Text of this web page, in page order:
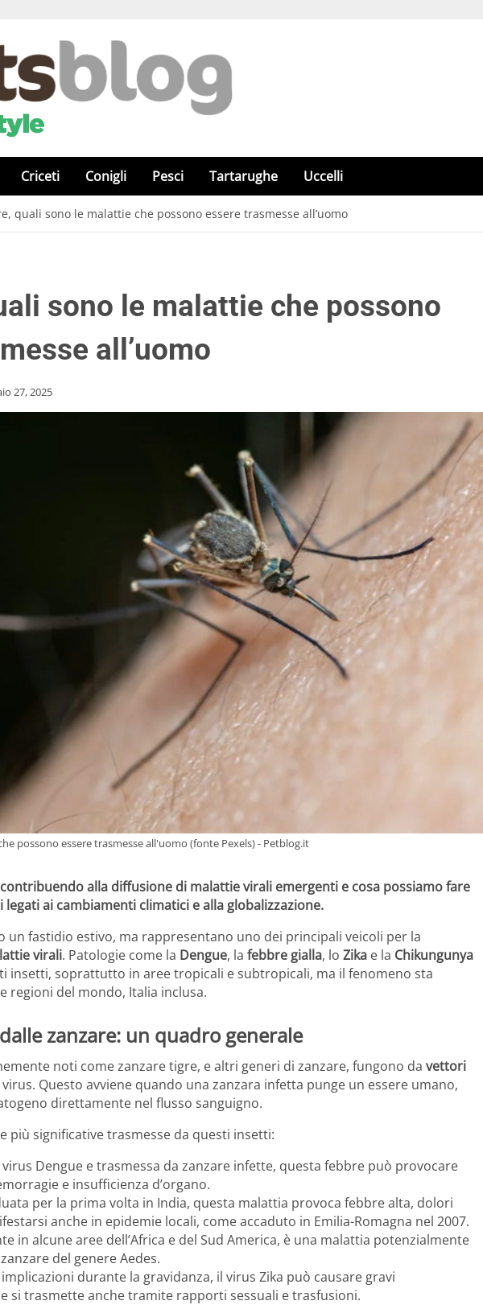
Criceti Conigli Pesci Tartarughe Uccelli
quali sono le malattie che possono essere trasmesse all’uomo
sono le malattie che possono
all’uomo
27, 2025
possono essere trasmesse all'uomo (fonte Pexels) - Petblog.it
alla diffusione di malattie virali emergenti e cosa possiamo fare
ai cambiamenti climatici e alla globalizzazione.
un fastidio estivo, ma rappresentano uno dei principali veicoli per la
virali. Patologie come la Dengue, la febbre gialla, lo Zika e la Chikungunya
insetti, soprattutto in aree tropicali e subtropicali, ma il fenomeno sta
regioni del mondo, Italia inclusa.
zanzare: un quadro generale
noti come zanzare tigre, e altri generi di zanzare, fungono da vettori
Questo avviene quando una zanzara infetta punge un essere umano,
direttamente nel flusso sanguigno.
più significative trasmesse da questi insetti:
virus Dengue e trasmessa da zanzare infette, questa febbre può provocare
e insufficienza d’organo.
per la prima volta in India, questa malattia provoca febbre alta, dolori
anche in epidemie locali, come accaduto in Emilia-Romagna nel 2007.
in alcune aree dell’Africa e del Sud America, è una malattia potenzialmente
del genere Aedes.
durante la gravidanza, il virus Zika può causare gravi
si trasmette anche tramite rapporti sessuali e trasfusioni.